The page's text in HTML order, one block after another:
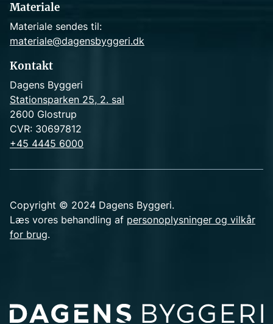
Materiale
Materiale sendes til:
materiale@dagensbyggeri.dk
Kontakt
Dagens Byggeri
Stationsparken 25, 2. sal
2600 Glostrup
CVR: 30697812
+45 4445 6000
Copyright © 2024 Dagens Byggeri.
Læs vores behandling af personoplysninger og vilkår
for brug.